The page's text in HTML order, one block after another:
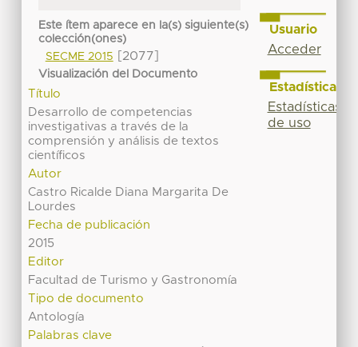
Este ítem aparece en la(s) siguiente(s)
colección(ones)
SECME 2015
[2077]
Visualización del Documento
Título
Desarrollo de competencias
investigativas a través de la
comprensión y análisis de textos
científicos
Autor
Castro Ricalde Diana Margarita De
Lourdes
Fecha de publicación
2015
Editor
Facultad de Turismo y Gastronomía
Tipo de documento
Antología
Palabras clave
Usuario
Acceder
Estadísticas
Estadísticas
de uso